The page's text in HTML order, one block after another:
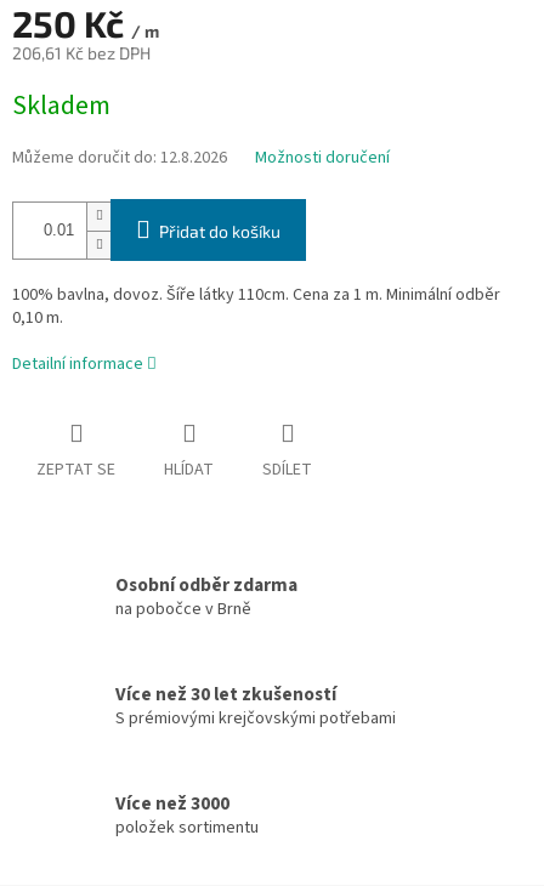
250 Kč / m
206,61 Kč bez DPH
cena:
Skladem
Můžeme doručit do: 12.8.2026 Možnosti doručení
Přidat do košíku
100% bavlna, dovoz. Šíře látky 110cm. Cena za 1 m. Minimální odběr
0,10 m.
Detailní informace
ZEPTAT SE HLÍDAT SDÍLET
Osobní odběr zdarma
na pobočce v Brně
Více než 30 let zkušeností
S prémiovými krejčovskými potřebami
Více než 3000
položek sortimentu